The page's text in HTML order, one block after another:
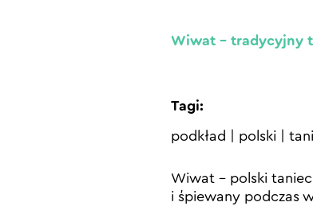
Wiwat – tradycyjny
Tagi:
podkład polski
Wiwat – polski
i śpiewany podczas